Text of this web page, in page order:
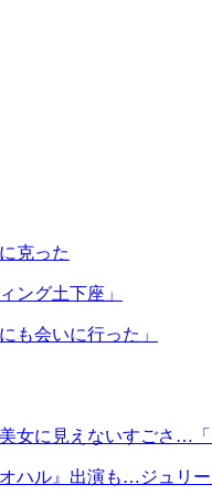
克った
ング土下座」
も会いに行った」
女に見えないすごさ…
ハル』出演も…ジュリ